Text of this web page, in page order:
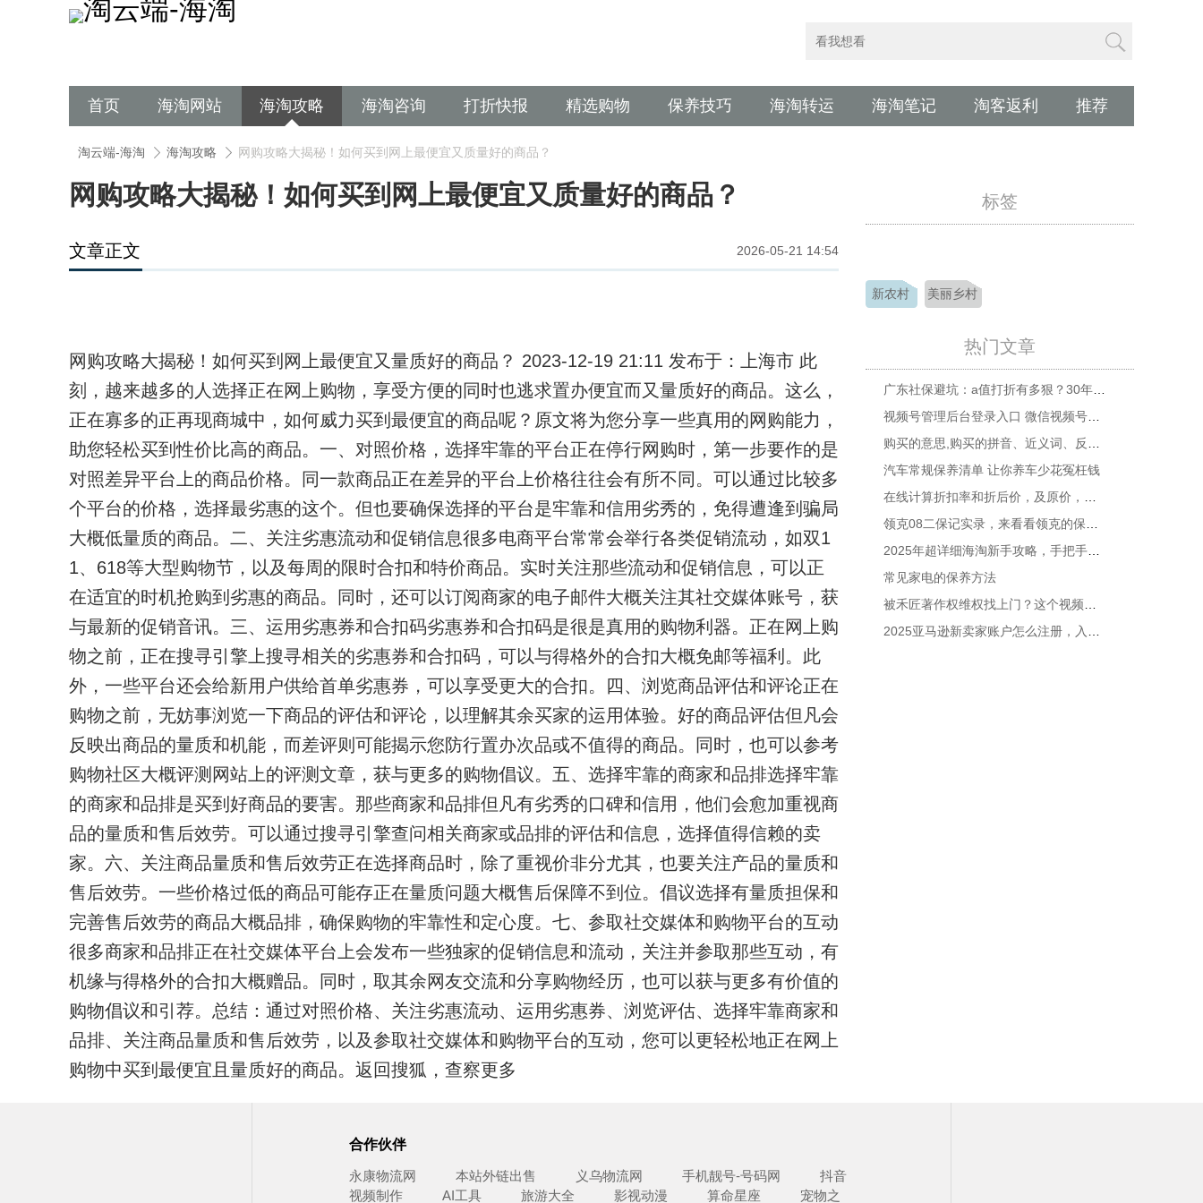
首页 海淘网站 海淘攻略 海淘咨询 打折快报 精选购物 保养技巧 海淘转运 海淘笔记 淘客返利 推荐
淘云端-海淘 海淘攻略 网购攻略大揭秘！如何买到网上最便宜又质量好的商品？
网购攻略大揭秘！如何买到网上最便宜又质量好的商品？
文章正文 2026-05-21 14:54
网购攻略大揭秘！如何买到网上最便宜又量质好的商品？ 2023-12-19 21:11 发布于： 上海市 此
刻，越来越多的人选择正在网上购物，享受方便的同时也逃求置办便宜而又量质好的商品。这么，
正在寡多的正再现商城中，如何威力买到最便宜的商品呢？原文将为您分享一些真用的网购能力，
助您轻松买到性价比高的商品。 一、对照价格，选择牢靠的平台正在停行网购时，第一步要作的是
对照差异平台上的商品价格。同一款商品正在差异的平台上价格往往会有所不同。可以通过比较多
个平台的价格，选择最劣惠的这个。但也要确保选择的平台是牢靠和信用劣秀的，免得遭逢到骗局
大概低量质的商品。 二、关注劣惠流动和促销信息很多电商平台常常会举行各类促销流动，如双1
1、618等大型购物节，以及每周的限时合扣和特价商品。实时关注那些流动和促销信息，可以正
在适宜的时机抢购到劣惠的商品。同时，还可以订阅商家的电子邮件大概关注其社交媒体账号，获
与最新的促销音讯。 三、运用劣惠券和合扣码劣惠券和合扣码是很是真用的购物利器。正在网上购
物之前，正在搜寻引擎上搜寻相关的劣惠券和合扣码，可以与得格外的合扣大概免邮等福利。此
外，一些平台还会给新用户供给首单劣惠券，可以享受更大的合扣。
四、浏览商品评估和评论正在
购物之前，无妨事浏览一下商品的评估和评论，以理解其余买家的运用体验。好的商品评估但凡会
反映出商品的量质和机能，而差评则可能揭示您防行置办次品或不值得的商品。同时，也可以参考
购物社区大概评测网站上的评测文章，获与更多的购物倡议。 五、选择牢靠的商家和品排选择牢靠
的商家和品排是买到好商品的要害。那些商家和品排但凡有劣秀的口碑和信用，他们会愈加重视商
品的量质和售后效劳。可以通过搜寻引擎查问相关商家或品排的评估和信息，选择值得信赖的卖
家。 六、关注商品量质和售后效劳正在选择商品时，除了重视价非分尤其，也要关注产品的量质和
售后效劳。一些价格过低的商品可能存正在量质问题大概售后保障不到位。倡议选择有量质担保和
完善售后效劳的商品大概品排，确保购物的牢靠性和定心度。 七、参取社交媒体和购物平台的互动
很多商家和品排正在社交媒体平台上会发布一些独家的促销信息和流动，关注并参取那些互动，有
机缘与得格外的合扣大概赠品。同时，取其余网友交流和分享购物经历，也可以获与更多有价值的
购物倡议和引荐。 总结：通过对照价格、关注劣惠流动、运用劣惠券、浏览评估、选择牢靠商家和
品排、关注商品量质和售后效劳，以及参取社交媒体和购物平台的互动，您可以更轻松地正在网上
购物中买到最便宜且量质好的商品。 返回搜狐，查察更多
标签
新农村 美丽乡村
热门文章
汽车常规保养清单 让你养车少花冤枉钱
常见家电的保养方法
合作伙伴
永康物流网 本站外链出售 义乌物流网 手机靓号-号码网
抖音
视频制作
AI工具 旅游大全 影视动漫 算命星座 宠物之